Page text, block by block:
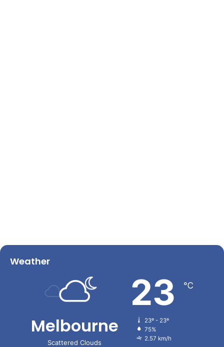
Weather
Melbourne
Scattered Clouds
23 ℃
23º - 23º
75%
2.57 km/h